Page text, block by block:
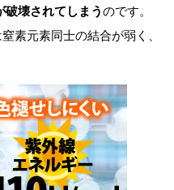
破壊されてしまうのです。
素元素同士の結合が弱く、